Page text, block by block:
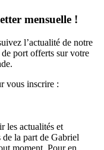
mensuelle !
l’actualité de notre
port offerts sur votre
vous inscrire :
les actualités et
la part de Gabriel
moment. Pour en